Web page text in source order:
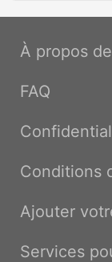
À propos
FAQ
Conditions
Ajouter
Services